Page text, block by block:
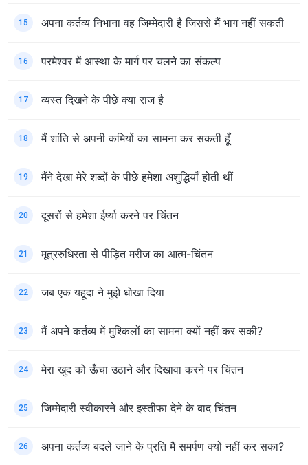
15 अपना कर्तव्य निभाना वह जिम्मेदारी है जिससे मैं भाग नहीं सकती
16 परमेश्वर में आस्था के मार्ग पर चलने का संकल्प
17 व्यस्त दिखने के पीछे क्या राज है
18 मैं शांति से अपनी कमियों का सामना कर सकती हूँ
19 मैंने देखा मेरे शब्दों के पीछे हमेशा अशुद्धियाँ होती थीं
20 दूसरों से हमेशा ईर्ष्या करने पर चिंतन
21 मूत्ररुधिरता से पीड़ित मरीज का आत्म-चिंतन
22 जब एक यहूदा ने मुझे धोखा दिया
23 मैं अपने कर्तव्य में मुश्किलों का सामना क्यों नहीं कर सकी?
24 मेरा खुद को ऊँचा उठाने और दिखावा करने पर चिंतन
25 जिम्मेदारी स्वीकारने और इस्तीफा देने के बाद चिंतन
26 अपना कर्तव्य बदले जाने के प्रति मैं समर्पण क्यों नहीं कर सका?